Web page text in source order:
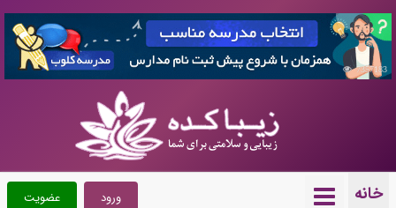
7357183
خانه عضویت ورود